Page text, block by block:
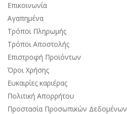
Επικοινωνία
Αγαπημένα
Τρόποι Πληρωμής
Τρόποι Αποστολής
Επιστροφή Προϊόντων
Όροι Χρήσης
Ευκαιρίες καριέρας
Πολιτική Απορρήτου
Προστασία Προσωπικών Δεδομένων